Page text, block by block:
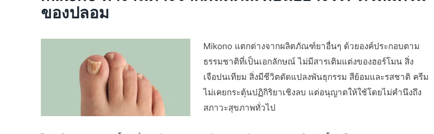
ของปลอม
Mikono แตกต่างจากผลิตภัณฑ์ยาอื่นๆ ด้วยองค์ประกอบตาม
ธรรมชาติที่เป็นเอกลักษณ์ ไม่มีสารเติมแต่งของฮอร์โมน สิ่ง
เจือปนเทียม สิ่งมีชีวิตดัดแปลงพันธุกรรม สีย้อมและรสชาติ ครีม
ไม่เคยกระตุ้นปฏิกิริยาเชิงลบ แต่อนุญาตให้ใช้โดยไม่คำนึงถึง
สภาวะสุขภาพทั่วไป